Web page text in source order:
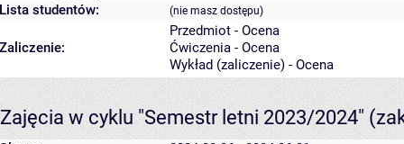
Lista studentów:
(nie masz dostępu)
Zaliczenie:
Przedmiot - Ocena
Ćwiczenia - Ocena
Wykład (zaliczenie) - Ocena
Zajęcia w cyklu "Semestr letni 2023/2024"